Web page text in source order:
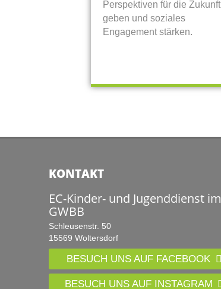
Perspektiven für die Zukunft
geben und soziales
Engagement stärken.
KONTAKT
EC-Kinder- und Jugenddienst im
GWBB
Schleusenstr. 50
15569 Woltersdorf
BESUCH UNS AUF FACEBOOK
BESUCH UNS AUF INSTAGRAM